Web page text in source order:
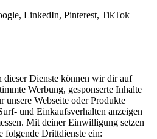
LinkedIn, Pinterest, TikTok
dieser Dienste können wir dir auf
Werbung, gesponserte Inhalte
unsere Webseite oder Produkte
und Einkaufsverhalten anzeigen
Mit deiner Einwilligung setzen
folgende Drittdienste ein: